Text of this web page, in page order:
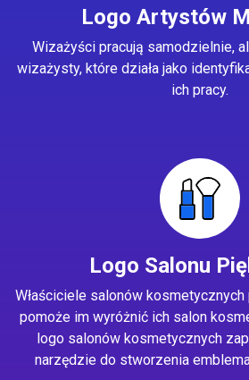
Logo Artystów
Wizażyści pracują samodzielnie,
wizażysty, które działa jako
ich pracy.
Logo Salonu
Właściciele salonów
pomoże im wyróżnić ich salon
logo salonów kosmetycznych
narzędzie do stworzenia